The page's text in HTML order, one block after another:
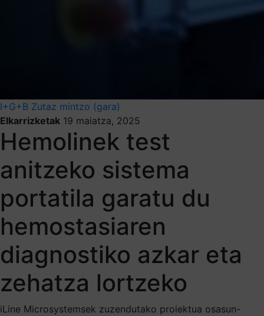
I+G+B Zutaz mintzo (gara)
Elkarrizketak 19 maiatza, 2025
Hemolinek test
anitzeko sistema
portatila garatu du
hemostasiaren
diagnostiko azkar eta
zehatza lortzeko
iLine Microsystemsek zuzendutako proiektua osasun-